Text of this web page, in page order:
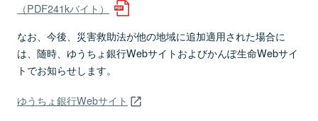
（PDF241kバイト）
なお、今後、災害救助法が他の地域に追加適用された場合に
は、随時、ゆうちょ銀行Webサイトおよびかんぽ生命Webサイ
トでお知らせします。
ゆうちょ銀行Webサイト